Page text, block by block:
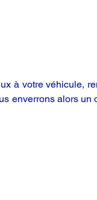
à votre véhicule,
enverrons alors un